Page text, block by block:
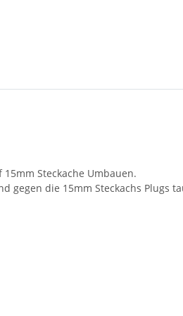
Steckache Umbauen.
gegen die 15mm Steckachs Plugs